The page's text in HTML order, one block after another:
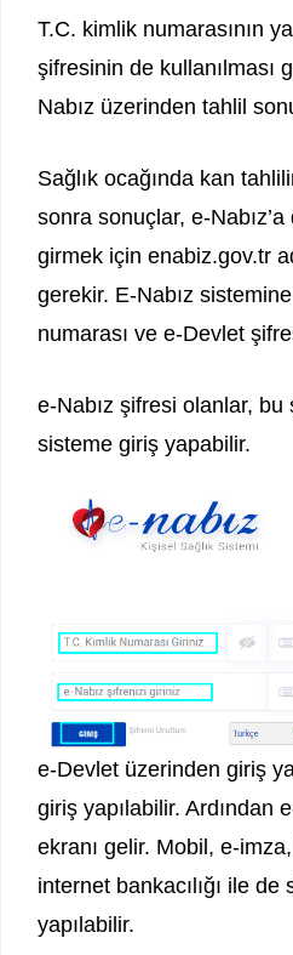
T.C. kimlik numarasının
şifresinin de kullanılması
Nabız üzerinden tahlil
Sağlık ocağında kan
sonra sonuçlar, e-Nabız’a
girmek için enabiz.gov.tr
gerekir. E-Nabız
numarası ve e-Devlet
e-Nabız şifresi olanlar,
sisteme giriş yapabilir.
e-Devlet üzerinden giriş
giriş yapılabilir. Ardından
ekranı gelir. Mobil, e-
internet bankacılığı ile de
yapılabilir.